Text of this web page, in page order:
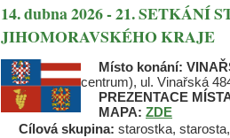
14. dubna 2026 - 21. SETKÁNÍ
JIHOMORAVSKÉHO KRAJE
Místo konání:
centrum), ul. Vinařská
PREZENTACE
MAPA: ZDE
Cílová skupina: starostka,